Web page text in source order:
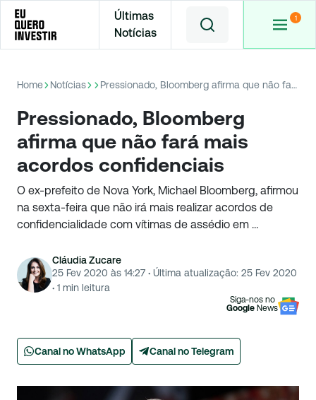
Últimas
Notícias
Home Notícias Pressionado, Bloomberg afirma que não fará mais acordos confidenciais
Pressionado, Bloomberg
afirma que não fará mais
acordos confidenciais
O ex-prefeito de Nova York, Michael Bloomberg, afirmou
na sexta-feira que não irá mais realizar acordos de
confidencialidade com vítimas de assédio em …
Cláudia Zucare
25 Fev 2020 às 14:27 · Última atualização: 25 Fev 2020
· 1 min leitura
Siga-nos no
Google News
Canal no WhatsApp Canal no Telegram